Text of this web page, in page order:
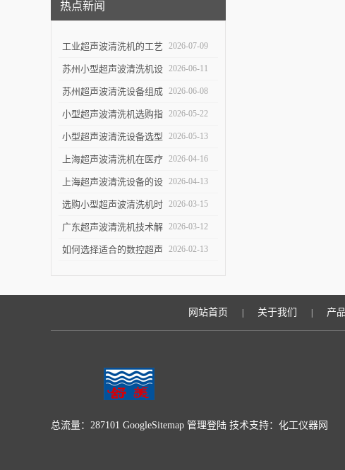
热点新闻
工业超声波清洗机的工艺
设计与清洗效率提升
2026-07-09
苏州小型超声波清洗机设
计特点与实验室便携使用
优势
2026-06-11
苏州超声波清洗设备组成
结构与自动化清洗流程解
析
2026-06-08
小型超声波清洗机选购指
南：5个关键参数决定清
洁效果
2026-05-22
小型超声波清洗设备选型
指南：关键参数与实验
室/工业场景适配要点
2026-05-13
上海超声波清洗机在医疗
设备清洗中的应用
2026-04-16
上海超声波清洗设备的设
计优化与技术进展
2026-04-13
选购小型超声波清洗机时
的五个关键指标
2026-03-15
广东超声波清洗机技术解
析：原理与优势
2026-03-12
如何选择适合的数控超声 2026-02-13
网站首页 关于我们 产
总流量：287101 GoogleSitemap 管理登陆 技术支持： 化工仪器网